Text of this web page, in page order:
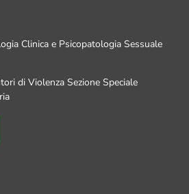
Clinica e Psicopatologia Sessuale
di Violenza Sezione Speciale